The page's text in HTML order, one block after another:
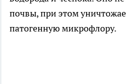
почвы, при этом
патогенную микрофлору.